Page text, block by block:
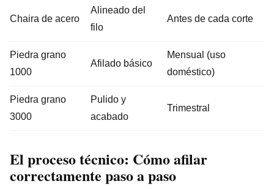
Chaira de acero
Alineado del
filo
Antes de cada corte
Piedra grano
1000
Afilado básico
Mensual (uso
doméstico)
Piedra grano
3000
Pulido y
acabado
Trimestral
El proceso técnico: Cómo afilar
correctamente paso a paso